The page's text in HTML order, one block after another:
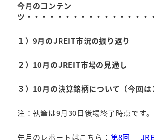
今月のコンテン
ツ・・・・・・・・・・・・・・・・
１）9月のJREIT市況の振り返り
２）10月のJREIT市場の見通し
３）10月の決算銘柄について（今回は
注：執筆は9月30日後場終了時点です。
先月のレポートはこちら： 第8回